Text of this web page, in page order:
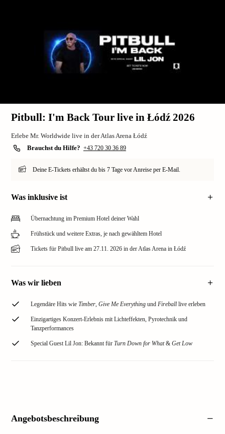
Pitbull: I'm Back Tour live in Łódź 2026
Erlebe Mr. Worldwide live in der Atlas Arena Łódź
Brauchst du Hilfe? +43 720 30 36 89
Deine E-Tickets erhältst du bis 7 Tage vor Anreise per E-Mail.
Was inklusive ist
Übernachtung im Premium Hotel deiner Wahl
Frühstück und weitere Extras, je nach gewähltem Hotel
Tickets für Pitbull live am 27.11. 2026 in der Atlas Arena in Łódź
Was wir lieben
Legendäre Hits wie Timber, Give Me Everything und Fireball live erleben
Einzigartiges Konzert-Erlebnis mit Lichteffekten, Pyrotechnik und
Tanzperformances
Special Guest Lil Jon: Bekannt für Turn Down for What& Get Low
Angebotsbeschreibung